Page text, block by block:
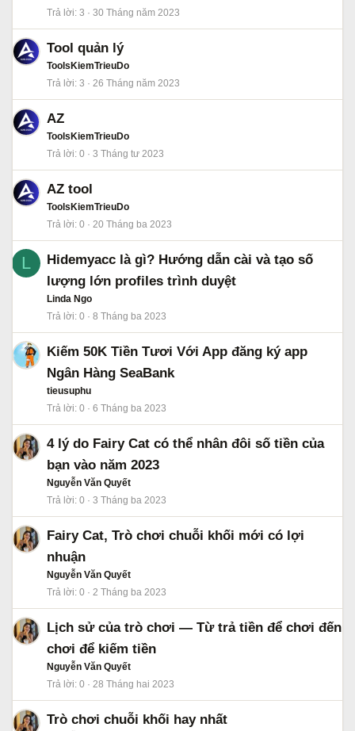
Trả lời 3 30 Tháng năm 2023
Tool quản lý
ToolsKiemTrieuDo
Trả lời 3 26 Tháng năm 2023
AZ
ToolsKiemTrieuDo
Trả lời 0 3 Tháng tư 2023
AZ tool
ToolsKiemTrieuDo
Trả lời 0 20 Tháng ba 2023
L
Hidemyacc là gì? Hướng dẫn cài và tạo số
lượng lớn profiles trình duyệt
Linda Ngo
Trả lời 0 8 Tháng ba 2023
Kiếm 50K Tiền Tươi Với App đăng ký app
Ngân Hàng SeaBank
tieusuphu
Trả lời 0 6 Tháng ba 2023
4 lý do Fairy Cat có thể nhân đôi số tiền của
bạn vào năm 2023
Nguyễn Văn Quyết
Trả lời 0 3 Tháng ba 2023
Fairy Cat, Trò chơi chuỗi khối mới có lợi
nhuận
Nguyễn Văn Quyết
Trả lời 0 2 Tháng ba 2023
Lịch sử của trò chơi — Từ trả tiền để chơi đến
chơi để kiếm tiền
Nguyễn Văn Quyết
Trả lời 0 28 Tháng hai 2023
Trò chơi chuỗi khối hay nhất